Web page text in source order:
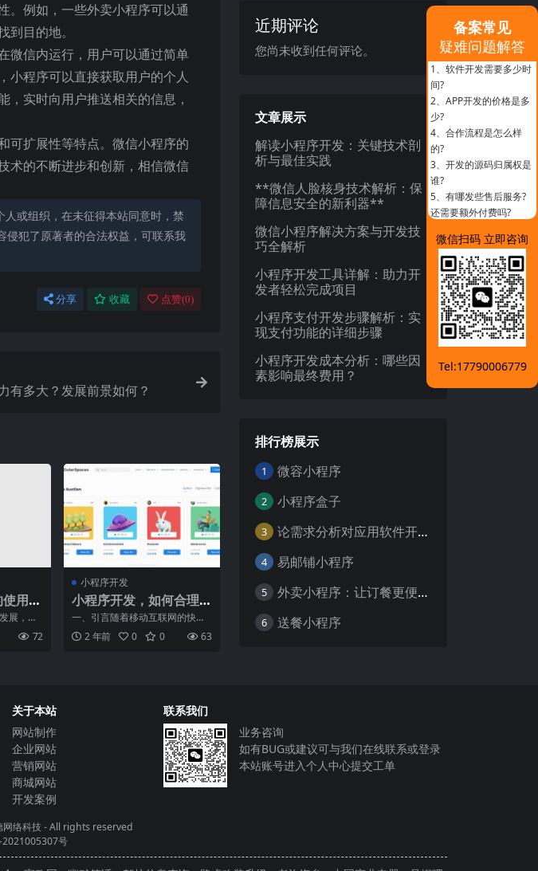
。例如，一些外卖小程序可以通
目的地。
微信内运行，用户可以通过简单
小程序可以直接获取用户的个人
实时向用户推送相关的信息，
可扩展性等特点。微信小程序的
术的不断进步和创新，相信微信
或组织，在未征得本站同意时，禁
侵犯了原著者的合法权益，可联系我
分享 收藏 点赞(0)
有多大？发展前景如何？
用方
展，小
一席之
用
72
小程序开发
小程序开发，如何合理
估算和降低费用？
一、引言随着移动互联网的快速
发展，小程序作为一种新型的应
用形态，已经成为了企业进
2 年前 0 0 63
近期评论
您尚未收到任何评论。
文章展示
解读小程序开发：关键技术剖
析与最佳实践
**微信人脸核身技术解析：保
障信息安全的新利器**
微信小程序解决方案与开发技
巧全解析
小程序开发工具详解：助力开
发者轻松完成项目
小程序支付开发步骤解析：实
现支付功能的详细步骤
小程序开发成本分析：哪些因
素影响最终费用？
排行榜展示
1 微容小程序
2 小程序盒子
3 论需求分析对应用软件开发的重要性
4 易邮铺小程序
5 外卖小程序：让订餐更便捷，吃货的福音
6 送餐小程序
关于本站
网站制作
企业网站
营销网站
商城网站
开发案例
联系我们
业务咨询
如有BUG或建议可与我们在线联系或登录
本站账号进入个人中心提交工单
网络科技- All rights reserved
2021005307号
备案常见
疑难问题解答
1、 软件开发需要多少时
间?
2、 APP开发的价格是多
少?
4、 合作流程是怎么样
的?
3、 开发的源码归属权是
谁?
5、 有哪发些售后服务?
还需要额外付费吗?
微信扫码 立即咨询
Tel:17790006779